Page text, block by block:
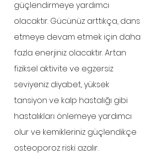
güçlendirmeye yardımcı
olacaktır. Gücünüz arttıkça, dans
etmeye devam etmek için daha
fazla enerjiniz olacaktır. Artan
fiziksel aktivite ve egzersiz
seviyeniz diyabet, yüksek
tansiyon ve kalp hastalığı gibi
hastalıkları önlemeye yardımcı
olur ve kemikleriniz güçlendikçe
osteoporoz riski azalır.